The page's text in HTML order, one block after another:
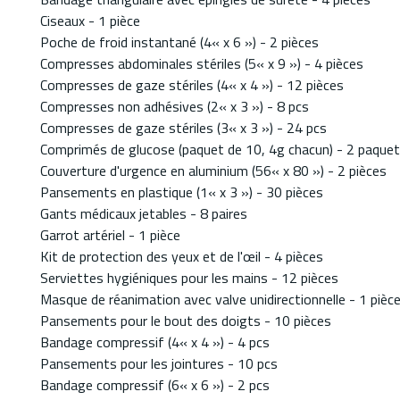
Ciseaux - 1 pièce
Poche de froid instantané (4« x 6 ») - 2 pièces
Compresses abdominales stériles (5« x 9 ») - 4 pièces
Compresses de gaze stériles (4« x 4 ») - 12 pièces
Compresses non adhésives (2« x 3 ») - 8 pcs
Compresses de gaze stériles (3« x 3 ») - 24 pcs
Comprimés de glucose (paquet de 10, 4g chacun) - 2
Couverture d'urgence en aluminium (56« x 80 ») - 2 pièces
Pansements en plastique (1« x 3 ») - 30 pièces
Gants médicaux jetables - 8 paires
Garrot artériel - 1 pièce
Kit de protection des yeux et de l'œil - 4 pièces
Serviettes hygiéniques pour les mains - 12 pièces
Masque de réanimation avec valve unidirectionnelle - 1 pièce
Pansements pour le bout des doigts - 10 pièces
Bandage compressif (4« x 4 ») - 4 pcs
Pansements pour les jointures - 10 pcs
Bandage compressif (6« x 6 ») - 2 pcs